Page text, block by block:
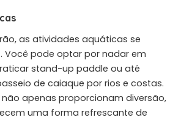
as atividades aquáticas se
Você pode optar por nadar em
stand-up paddle ou até
de caiaque por rios e costas.
não apenas proporcionam diversão,
uma forma refrescante de